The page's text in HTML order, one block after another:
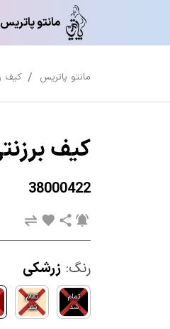
مانتو پاتریس
مانتو پاتریس کیف
کیف برزنتی
38000422
رنگ: زرشکی
تمام
شد
تمام
شد